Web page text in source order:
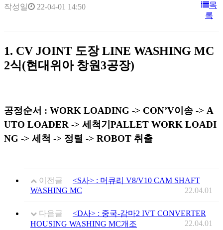
작성일 22-04-01 14:50
목
록
1. CV JOINT 도장LINE WASHING MC
2식(현대위아 창원3공장)
공정순서 : WORK LOADING -> CON’V이송 -> A
UTO LOADER -> 세척기 PALLET WORK LOADI
NG -> 세척 -> 정렬 -> ROBOT 취출
이전글
<S사> : 머큐리 V8/V10 CAM SHAFT
WASHING MC
22.04.01
다음글
<D사> : 중국-감마2 IVT CONVERTER
HOUSING WASHING MC개조
22.04.01